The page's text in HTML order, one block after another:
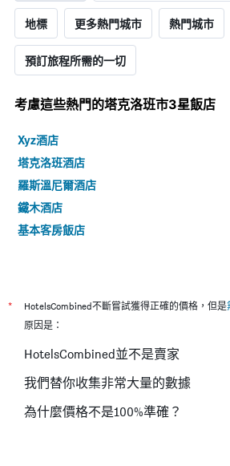
地標 更多熱門城市 熱門城市
預訂旅程所需的一切
考慮這些熱門的塔克洛班市3星​飯店
Xyz酒店
塔克洛班酒店
羅斯溫尼爾酒店
鐵木酒店
基本客房飯店
* HotelsCombined不斷嘗試獲得正確的價格，但是
原因是：
HotelsCombined並不是賣家
我們替你收集非常大量的數據
為什麼價格不是100%準確？